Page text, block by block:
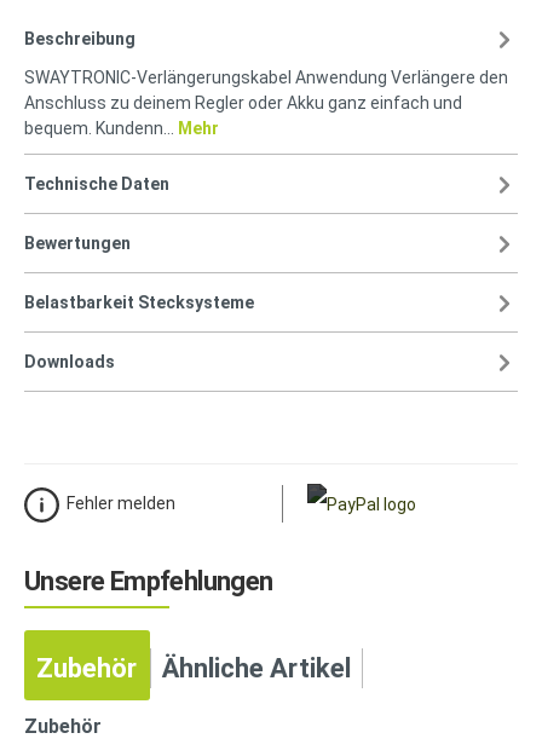
Beschreibung
SWAYTRONIC-Verlängerungskabel Anwendung Verlängere den
Anschluss zu deinem Regler oder Akku ganz einfach und
bequem. Kundenn…
Mehr
Technische Daten
Bewertungen
Belastbarkeit Stecksysteme
Downloads
Fehler melden
Unsere Empfehlungen
Zubehör Ähnliche Artikel
Zubehör